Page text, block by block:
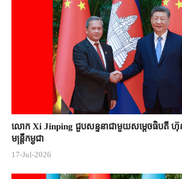
លោក Xi Jinping ជួបសន្ទនាជាមួយសម្តេចធិបតី ហ៊ុ
មន្ត្រីកម្ពុជា
17-Jul-2026